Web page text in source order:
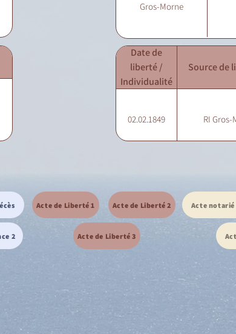
Gros-Morne
Date de
liberté /
Individualité
Source de
02.02.1849 RI Gros-
2
Acte de Liberté 1 Acte de Liberté 2
Acte de Liberté 3
Acte notarié